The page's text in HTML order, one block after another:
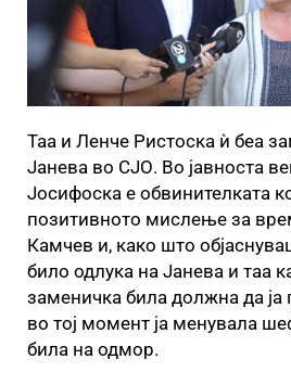
Таа и Ленче Ристоска ѝ беа
Јанева во СЈО. Во јавноста
Јосифоска е обвинителката
позитивното мислење за
Камчев и, како што
било одлука на Јанева и таа
заменичка била должна да ја
во тој момент ја менувала
била на одмор.